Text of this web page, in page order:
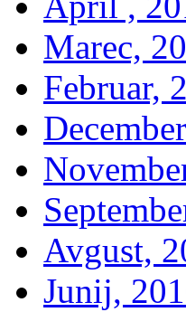
Marec,
Februar,
Avgust,
Junij,